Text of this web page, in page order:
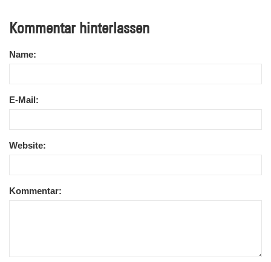
Kommentar hinterlassen
Name:
E-Mail:
Website:
Kommentar: